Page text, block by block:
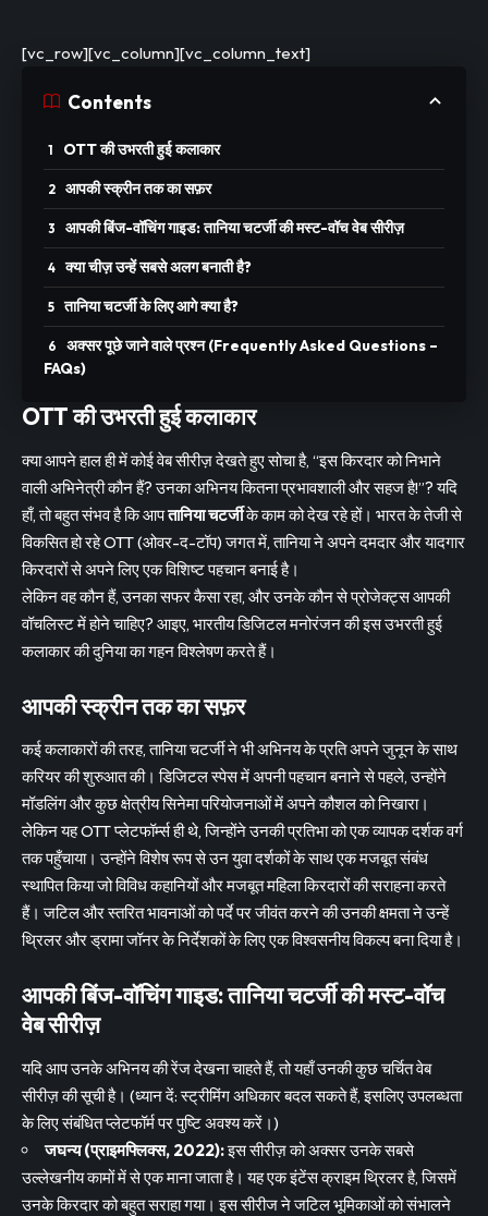
[vc_row][vc_column][vc_column_text]
Contents
OTT की उभरती हुई कलाकार
आपकी स्क्रीन तक का सफ़र
आपकी बिंज-वॉचिंग गाइड: तानिया चटर्जी की मस्ट-वॉच वेब सीरीज़
क्या चीज़ उन्हें सबसे अलग बनाती है?
तानिया चटर्जी के लिए आगे क्या है?
अक्सर पूछे जाने वाले प्रश्न (Frequently Asked Questions –
FAQs)
OTT की उभरती हुई कलाकार
क्या आपने हाल ही में कोई वेब सीरीज़ देखते हुए सोचा है, “इस किरदार को निभाने
वाली अभिनेत्री कौन हैं? उनका अभिनय कितना प्रभावशाली और सहज है!”? यदि
हाँ, तो बहुत संभव है कि आपतानिया चटर्जीके काम को देख रहे हों। भारत के तेजी से
विकसित हो रहे OTT (ओवर-द-टॉप) जगत में, तानिया ने अपने दमदार और यादगार
किरदारों से अपने लिए एक विशिष्ट पहचान बनाई है।
लेकिन वह कौन हैं, उनका सफर कैसा रहा, और उनके कौन से प्रोजेक्ट्स आपकी
वॉचलिस्ट में होने चाहिए? आइए, भारतीय डिजिटल मनोरंजन की इस उभरती हुई
कलाकार की दुनिया का गहन विश्लेषण करते हैं।
आपकी स्क्रीन तक का सफ़र
कई कलाकारों की तरह, तानिया चटर्जी ने भी अभिनय के प्रति अपने जुनून के साथ
करियर की शुरुआत की। डिजिटल स्पेस में अपनी पहचान बनाने से पहले, उन्होंने
मॉडलिंग और कुछ क्षेत्रीय सिनेमा परियोजनाओं में अपने कौशल को निखारा।
लेकिन यह OTT प्लेटफॉर्म्स ही थे, जिन्होंने उनकी प्रतिभा को एक व्यापक दर्शक वर्ग
तक पहुँचाया। उन्होंने विशेष रूप से उन युवा दर्शकों के साथ एक मजबूत संबंध
स्थापित किया जो विविध कहानियों और मजबूत महिला किरदारों की सराहना करते
हैं। जटिल और स्तरित भावनाओं को पर्दे पर जीवंत करने की उनकी क्षमता ने उन्हें
थ्रिलर और ड्रामा जॉनर के निर्देशकों के लिए एक विश्वसनीय विकल्प बना दिया है।
आपकी बिंज-वॉचिंग गाइड: तानिया चटर्जी की मस्ट-वॉच
वेब सीरीज़
यदि आप उनके अभिनय की रेंज देखना चाहते हैं, तो यहाँ उनकी कुछ चर्चित वेब
सीरीज़ की सूची है। (ध्यान दें: स्ट्रीमिंग अधिकार बदल सकते हैं, इसलिए उपलब्धता
के लिए संबंधित प्लेटफॉर्म पर पुष्टि अवश्य करें।)
जघन्य (प्राइमफ्लिक्स, 2022):इस सीरीज़ को अक्सर उनके सबसे
उल्लेखनीय कामों में से एक माना जाता है। यह एक इंटेंस क्राइम थ्रिलर है, जिसमें
उनके किरदार को बहुत सराहा गया। इस सीरीज ने जटिल भूमिकाओं को संभालने